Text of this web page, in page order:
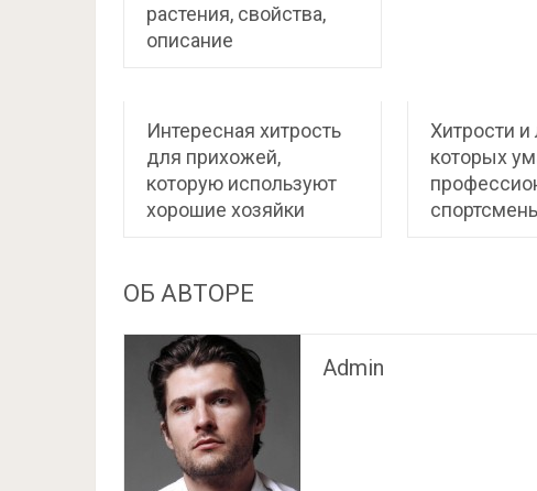
растения, свойства,
описание
Интересная хитрость
для прихожей,
которую используют
хорошие хозяйки
Хитрости и
которых
ОБ АВТОРЕ
Admin